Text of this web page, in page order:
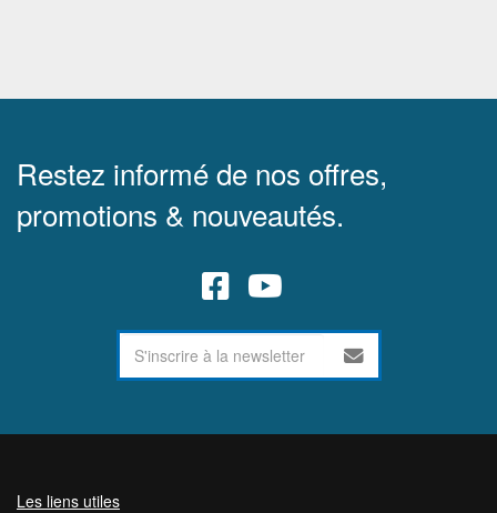
Restez informé de nos offres,
promotions & nouveautés.
Les liens utiles